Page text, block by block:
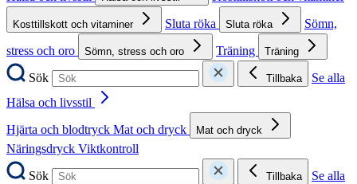
Kosttillskott och vitaminer Sluta röka Sluta röka
Sömn,
stress och oro
Sömn, stress och oro Träning Träning
Sök Tillbaka
Se alla
Hälsa och livsstil
Hjärta och blodtryck Mat och dryck Mat och dryck
Näringsdryck Viktkontroll
Sök
Tillbaka
Se alla